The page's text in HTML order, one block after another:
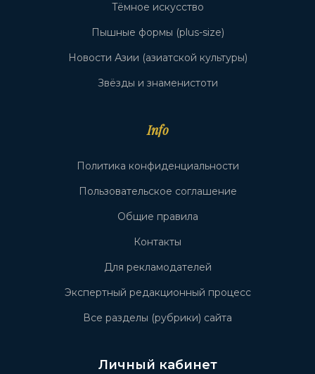
Тёмное искусство
Пышные формы (plus-size)
Новости Азии (азиатской культуры)
Звёзды и знаменистоти
Info
Политика конфиденциальности
Пользовательское соглашение
Общие правила
Контакты
Для рекламодателей
Экспертный редакционный процесс
Все разделы (рубрики) сайта
Личный кабинет